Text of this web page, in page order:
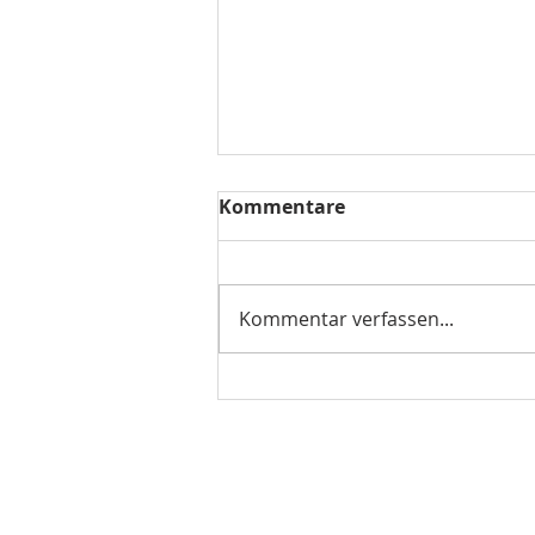
Amelia Garcia 45
Kommentare
Kommentar verfassen...